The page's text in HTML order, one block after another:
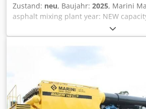
Zustand: neu, Baujahr: 2025, Marini
asphalt mixing plant year: NEW
year guarantee Dcsdjwrflvjpfx Antok -
fuel 9,600 kcal / kg, - material passing
(2,38mm) sieve is no more than 20%,
the equipment to the asphalt binding
fuel system. - Chassis is built with a
Beam with a forged king pin, 3 axles